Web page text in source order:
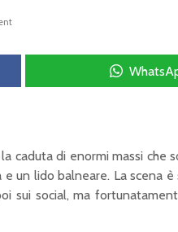
caduta di enormi massi che
un lido balneare. La scena
sui social, ma